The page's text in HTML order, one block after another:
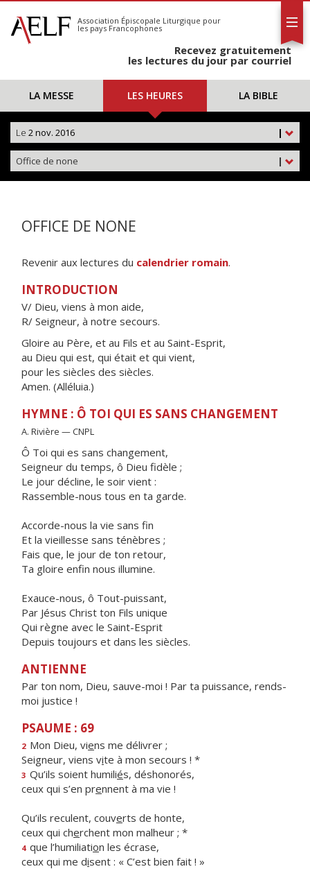
S'abonner
Calendrier
Association Épiscopale Liturgique pour
les pays Francophones
Recevez gratuitement
les lectures du jour par courriel
LA MESSE LES HEURES LA BIBLE
|
Le 2 nov. 2016
|
Office de none
OFFICE DE NONE
Revenir aux lectures du calendrier romain.
INTRODUCTION
V/ Dieu, viens à mon aide,
R/ Seigneur, à notre secours.
Gloire au Père, et au Fils et au Saint-Esprit,
au Dieu qui est, qui était et qui vient,
pour les siècles des siècles.
Amen. (Alléluia.)
HYMNE : Ô TOI QUI ES SANS CHANGEMENT
A. Rivière — CNPL
Ô Toi qui es sans changement,
Seigneur du temps, ô Dieu fidèle ;
Le jour décline, le soir vient :
Rassemble-nous tous en ta garde.
Accorde-nous la vie sans fin
Et la vieillesse sans ténèbres ;
Fais que, le jour de ton retour,
Ta gloire enfin nous illumine.
Exauce-nous, ô Tout-puissant,
Par Jésus Christ ton Fils unique
Qui règne avec le Saint-Esprit
Depuis toujours et dans les siècles.
ANTIENNE
Par ton nom, Dieu, sauve-moi ! Par ta puissance, rends-
moi justice !
PSAUME : 69
2 Mon Dieu, viens me délivrer ;
Seigneur, viens vite à mon secours ! *
3 Qu’ils soient humiliés, déshonorés,
ceux qui s’en prennent à ma vie !
Qu’ils reculent, couverts de honte,
ceux qui cherchent mon malheur ; *
4 que l’humiliation les écrase,
ceux qui me disent : « C’est bien fait ! »